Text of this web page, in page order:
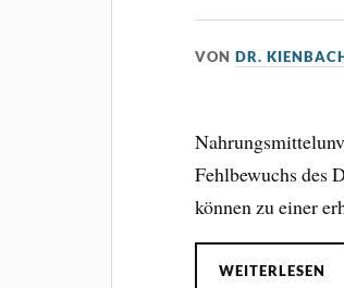
VONDR.
Fehlbewuchs des
können zu einer
WEITERLESEN